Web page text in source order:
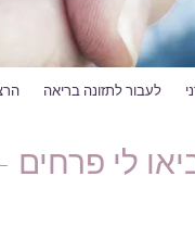
לעבור לתזונה בריאה
לי